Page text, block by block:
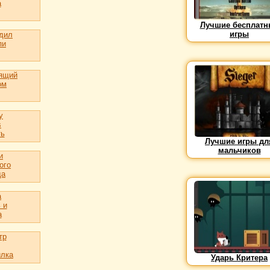
и
Лучшие
игры
Лучшие игры
мальчиков
Ударь Критера